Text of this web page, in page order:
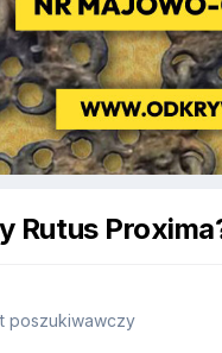
Rutus
poszukiwawczy